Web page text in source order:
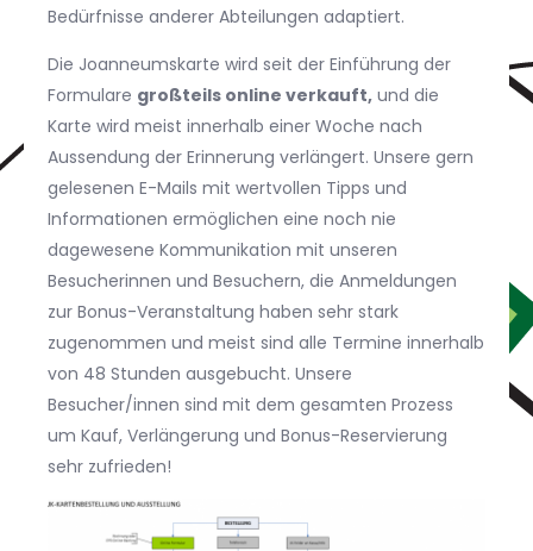
Bedürfnisse anderer Abteilungen adaptiert.
Die Joanneumskarte wird seit der Einführung der
Formulare großteils online verkauft, und die
Karte wird meist innerhalb einer Woche nach
Aussendung der Erinnerung verlängert. Unsere gern
gelesenen E-Mails mit wertvollen Tipps und
Informationen ermöglichen eine noch nie
dagewesene Kommunikation mit unseren
Besucherinnen und Besuchern, die Anmeldungen
zur Bonus-Veranstaltung haben sehr stark
zugenommen und meist sind alle Termine innerhalb
von 48 Stunden ausgebucht. Unsere
Besucher/innen sind mit dem gesamten Prozess
um Kauf, Verlängerung und Bonus-Reservierung
sehr zufrieden!